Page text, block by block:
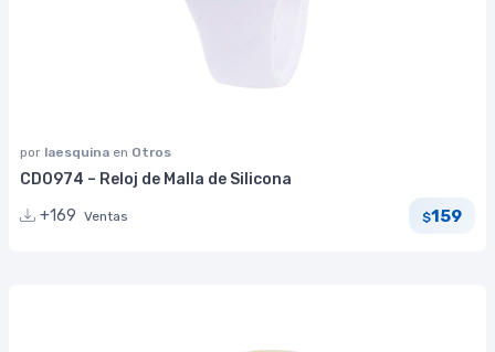
por laesquina en Otros
CD0974 – Reloj de Malla de Silicona
+169 Ventas $159